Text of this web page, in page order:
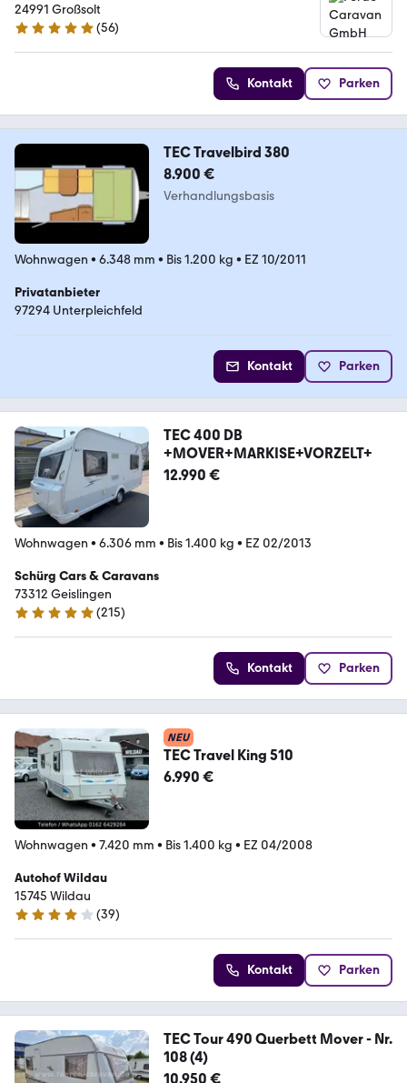
24991 Großsolt
5 Sterne
(56)
Kontakt Parken
TEC Travelbird 380
8.900 €
Verhandlungsbasis
Wohnwagen • 6.348 mm • Bis 1.200 kg • EZ 10/2011
Privatanbieter
97294 Unterpleichfeld
Kontakt Parken
TEC 400 DB
+MOVER+MARKISE+VORZELT+
12.990 €
Wohnwagen • 6.306 mm • Bis 1.400 kg • EZ 02/2013
Schürg Cars & Caravans
73312 Geislingen
4.8 Sterne
(215)
Kontakt Parken
NEU
TEC Travel King 510
6.990 €
Wohnwagen • 7.420 mm • Bis 1.400 kg • EZ 04/2008
Autohof Wildau
15745 Wildau
4 Sterne
(39)
Kontakt Parken
TEC Tour 490 Querbett Mover - Nr.
108 (4)
10.950 €